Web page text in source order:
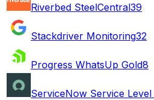
Riverbed SteelCentral39
Stackdriver Monitoring32
Progress WhatsUp Gold8
ServiceNow Service